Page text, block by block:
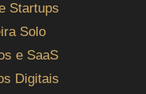
Startups
Solo
e SaaS
Digitais